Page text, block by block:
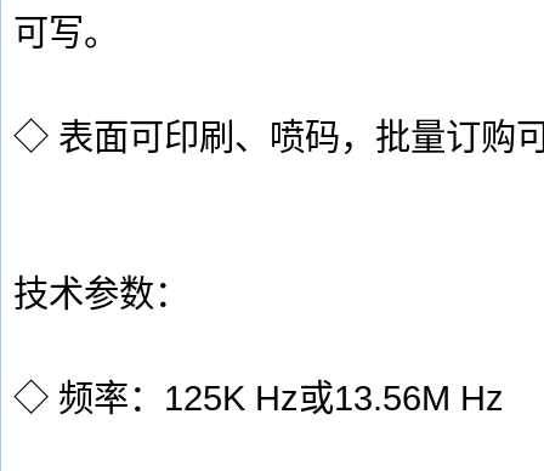
可写。
◇ 表面可印刷、喷码，批量订购
技术参数：
◇ 频率：125K Hz或13.56M Hz